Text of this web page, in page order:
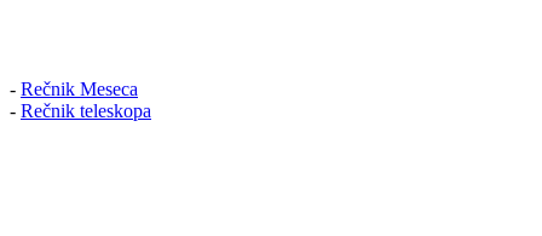
- Rečnik Meseca
- Rečnik teleskopa